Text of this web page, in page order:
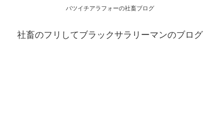
バツイチアラフォーの社畜ブログ
社畜のフリしてブラックサラリーマンのブログ